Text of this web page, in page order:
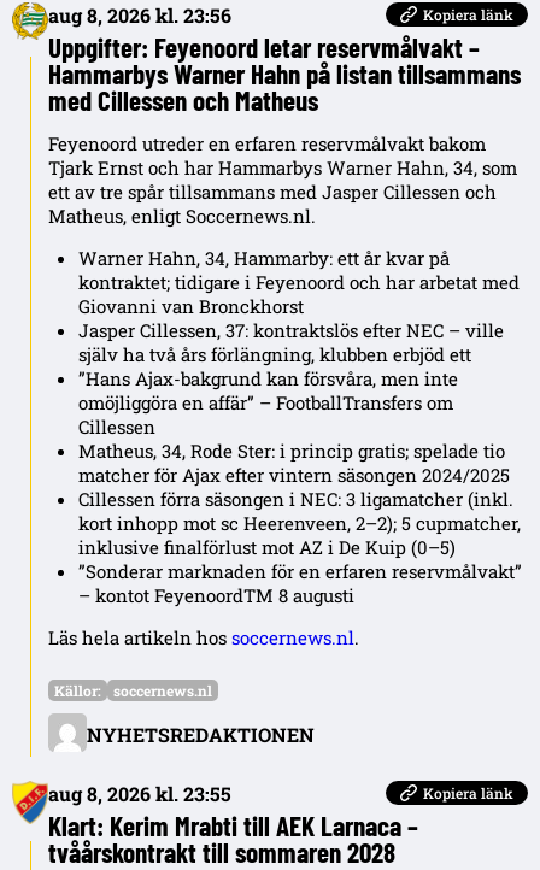
aug 8, 2026 kl. 23:56 Kopiera länk
Uppgifter: Feyenoord letar reservmålvakt –
Hammarbys Warner Hahn på listan tillsammans
med Cillessen och Matheus
Feyenoord utreder en erfaren reservmålvakt bakom
Tjark Ernst och har Hammarbys Warner Hahn, 34, som
ett av tre spår tillsammans med Jasper Cillessen och
Matheus, enligt Soccernews.nl.
Warner Hahn, 34, Hammarby: ett år kvar på
kontraktet; tidigare i Feyenoord och har arbetat med
Giovanni van Bronckhorst
Jasper Cillessen, 37: kontraktslös efter NEC – ville
själv ha två års förlängning, klubben erbjöd ett
”Hans Ajax-bakgrund kan försvåra, men inte
omöjliggöra en affär” – FootballTransfers om
Cillessen
Matheus, 34, Rode Ster: i princip gratis; spelade tio
matcher för Ajax efter vintern säsongen 2024/2025
Cillessen förra säsongen i NEC: 3 ligamatcher (inkl.
kort inhopp mot sc Heerenveen, 2–2); 5 cupmatcher,
inklusive finalförlust mot AZ i De Kuip (0–5)
”Sonderar marknaden för en erfaren reservmålvakt”
– kontot FeyenoordTM 8 augusti
Läs hela artikeln hos soccernews.nl.
NYHETSREDAKTIONEN
Källor: soccernews.nl
aug 8, 2026 kl. 23:55 Kopiera länk
Klart: Kerim Mrabti till AEK Larnaca –
tvåårskontrakt till sommaren 2028